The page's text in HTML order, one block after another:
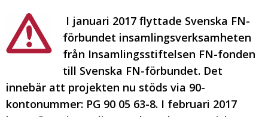
I januari 2017 flyttade Svenska FN-
förbundet insamlingsverksamheten
från Insamlingsstiftelsen FN-fonden
till Svenska FN-förbundet. Det
innebär att projekten nu stöds via 90-
kontonummer: PG 90 05 63-8. I februari 2017